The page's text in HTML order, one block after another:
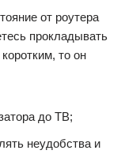
от роутера
прокладывать
то он
до ТВ;
неудобства и